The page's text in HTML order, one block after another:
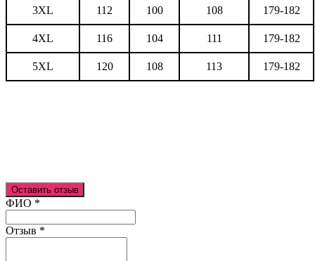
3XL 112 100 108 179-182
4XL 116 104 111 179-182
5XL 120 108 113 179-182
Оставить отзыв
Ваш отзыв был отправлен!
ФИО *
Отзыв *